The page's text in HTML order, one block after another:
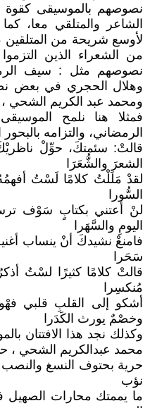
نصوصهم بالموسيقى
الشاعر والمتلقي معا،
لأوسع شريحة من المتلقين
من الشعراء الذين
نصوصهم مثل : سيف
وهلال الحجري في بعض
ومحمد عبد الكريم الشحي
فمثلا هنا نلمح
الرمضاني، والتزامه
قالتْ: سئمتكَ، حوِّلْ
الشعرَ والشُّعَرَا
لقدْ مَلَلْتُ كلامًا لَسْتُ
السُّورا
لنْ أعتني بكتابٍ سَوْف
اليومِ والسَّهَرا
فامنعْ نشيدكَ أنْ ينساب
سَحَرا
قالتْ كلامًا كثيرًا لسْتُ
مُنكسِرا
أشكو إلى القلبِ قلبي
وخصْمٌ يورث الكَدَرا
وكذلك نجد هذا الافتتان
محمد عبدالكريم الشحي ،
حرية بحتوف النسغ والنصب
نؤب
ما يممتك محارات الصهيل